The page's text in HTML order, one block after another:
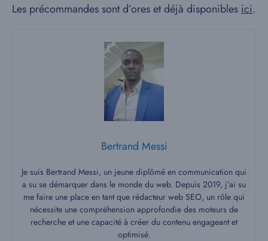
Les précommandes sont d’ores et déjà disponibles ici.
Bertrand Messi
Je suis Bertrand Messi, un jeune diplômé en communication qui
a su se démarquer dans le monde du web. Depuis 2019, j’ai su
me faire une place en tant que rédacteur web SEO, un rôle qui
nécessite une compréhension approfondie des moteurs de
recherche et une capacité à créer du contenu engageant et
optimisé.